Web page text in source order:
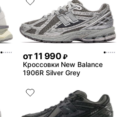
от11 990 ₽
Кроссовки New Balance
1906R Silver Grey